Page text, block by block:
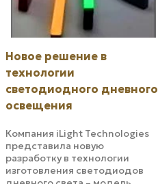
Новое решение в
технологии
светодиодного дневного
освещения
Компания iLight Technologies
представила новую
разработку в технологии
изготовления светодиодов